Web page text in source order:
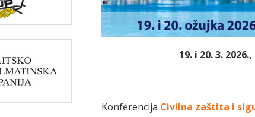
19. i 20. 3.
Konferencija Civilna zaštita i